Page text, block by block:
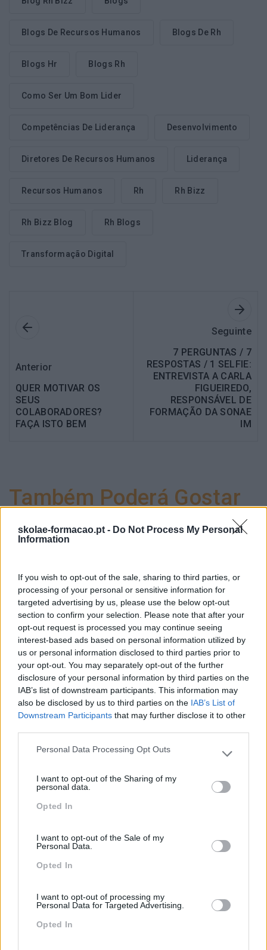
skolae-formacao.pt - Do Not Process My Personal
Information
If you wish to opt-out of the sale, sharing to third parties, or
processing of your personal or sensitive information for
targeted advertising by us, please use the below opt-out
section to confirm your selection. Please note that after your
opt-out request is processed you may continue seeing
interest-based ads based on personal information utilized by
us or personal information disclosed to third parties prior to
your opt-out. You may separately opt-out of the further
disclosure of your personal information by third parties on the
IAB’s list of downstream participants. This information may
also be disclosed by us to third parties on the IAB’s List of
Downstream Participants that may further disclose it to other
Please note that this website/app uses one or more Google
not limited to your visit or usage behaviour. You may click to
grant or deny consent to Google and its third-party tags to
use your data for below specified purposes in below Google
Personal Data Processing Opt Outs
I want to opt-out of the Sharing of my
personal data.
Opted In
I want to opt-out of the Sale of my
Personal Data.
Opted In
I want to opt-out of processing my
Personal Data for Targeted Advertising.
Opted In
Blogs De Recursos Humanos Blogs De Rh
Blogs Hr Blogs Rh
Como Ser Um Bom Lider
Competências De Liderança Desenvolvimento
Diretores De Recursos Humanos Liderança
Recursos Humanos Rh Rh Bizz
Rh Bizz Blog Rh Blogs
Transformação Digital
Anterior
QUER MOTIVAR OS
SEUS
COLABORADORES?
FAÇA ISTO BEM
Seguinte
7 PERGUNTAS / 7
RESPOSTAS / 1 SELFIE:
ENTREVISTA A CARLA
FIGUEIREDO,
RESPONSÁVEL DE
FORMAÇÃO DA SONAE
IM
Também Poderá Gostar
Investir Em Formação TI E
IA
Analytics E Big Data: Por
Onde Começar A
Capacitação Dos
Colaboradores
Pesquisa
Categorias Blog